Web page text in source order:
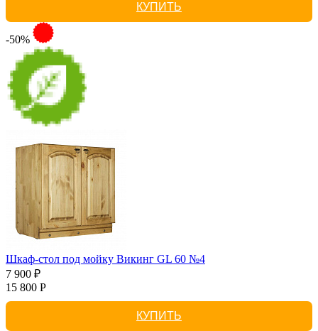
КУПИТЬ
-50%
Шкаф-стол под мойку Викинг GL 60 №4
7 900 ₽
15 800 Р
КУПИТЬ